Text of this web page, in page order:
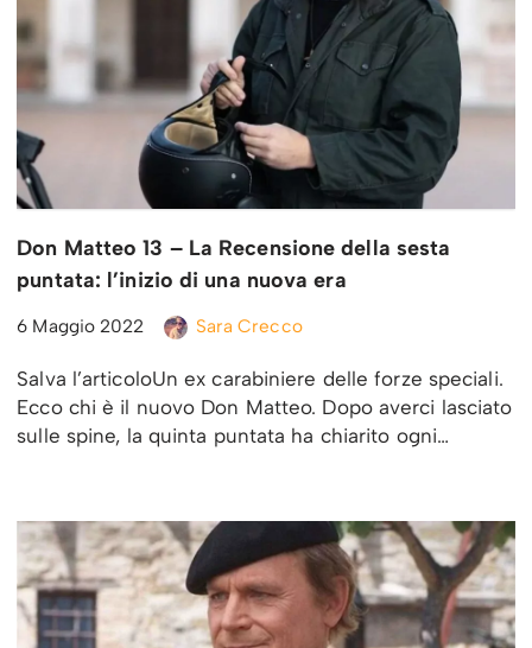
Don Matteo 13 – La Recensione della sesta
puntata: l’inizio di una nuova era
6 Maggio 2022 Sara Crecco
Salva l’articoloUn ex carabiniere delle forze speciali.
Ecco chi è il nuovo Don Matteo. Dopo averci lasciato
sulle spine, la quinta puntata ha chiarito ogni…